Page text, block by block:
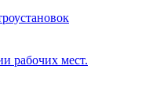
рабочих мест.